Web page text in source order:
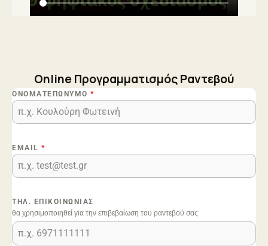
Online Προγραμματισμός Ραντεβού
ΟΝΟΜΑΤΕΠΏΝΥΜΟ *
EMAIL *
ΤΗΛ. ΕΠΙΚΟΙΝΩΝΊΑΣ
θα χρησιμοποιηθεί για την επιβεβαίωση του ραντεβού σας